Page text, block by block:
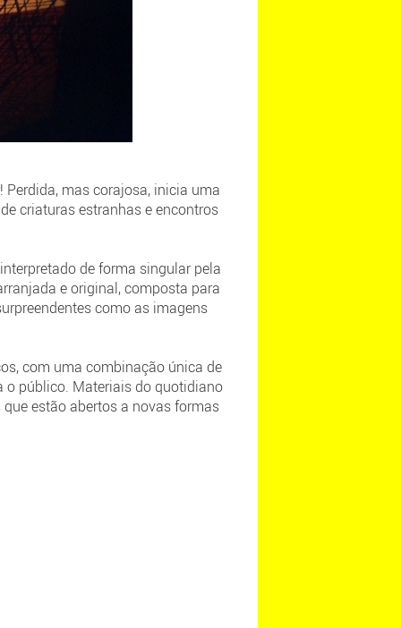
mas corajosa, inicia uma
criaturas estranhas e encontros
de forma singular pela
e original, composta para
como as imagens
com uma combinação única de
o público. Materiais do quotidiano
estão abertos a novas formas